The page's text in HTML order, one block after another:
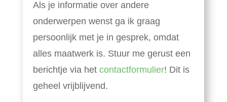
Als je informatie over andere
onderwerpen wenst ga ik graag
persoonlijk met je in gesprek, omdat
alles maatwerk is. Stuur me gerust een
berichtje via het contactformulier! Dit is
geheel vrijblijvend.